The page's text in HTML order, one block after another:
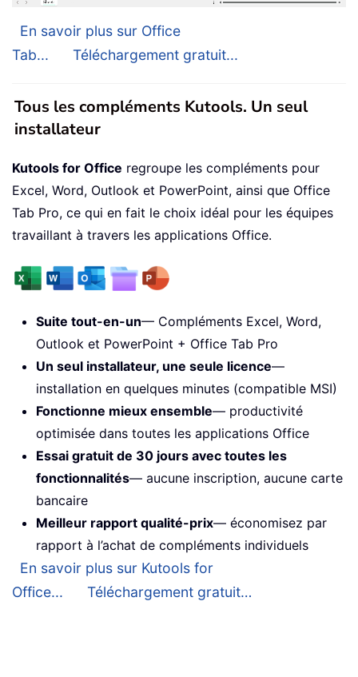
En savoir plus sur Office
Tab...
Téléchargement gratuit...
Tous les compléments Kutools. Un seul
installateur
Kutools for Office regroupe les compléments pour
Excel, Word, Outlook et PowerPoint, ainsi que Office
Tab Pro, ce qui en fait le choix idéal pour les équipes
travaillant à travers les applications Office.
Suite tout-en-un— Compléments Excel, Word,
Outlook et PowerPoint + Office Tab Pro
Un seul installateur, une seule licence—
installation en quelques minutes (compatible MSI)
Fonctionne mieux ensemble— productivité
optimisée dans toutes les applications Office
Essai gratuit de 30 jours avec toutes les
fonctionnalités— aucune inscription, aucune carte
bancaire
Meilleur rapport qualité-prix— économisez par
rapport à l’achat de compléments individuels
En savoir plus sur Kutools for
Office...
Téléchargement gratuit…